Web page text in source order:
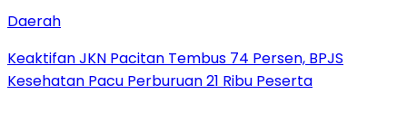
Daerah
Keaktifan JKN Pacitan Tembus 74 Persen, BPJS
Kesehatan Pacu Perburuan 21 Ribu Peserta